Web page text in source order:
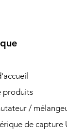
produits
/
de capture